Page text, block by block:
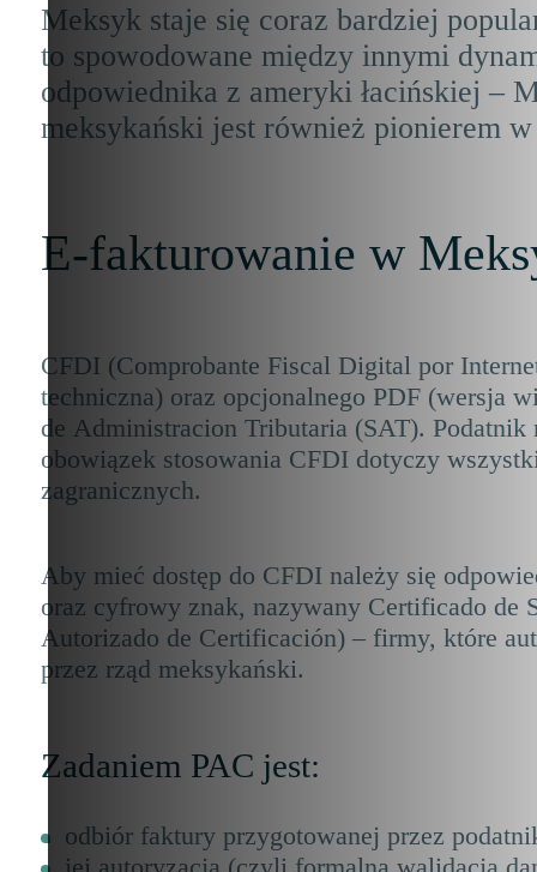
Meksyk staje się coraz bardziej
to spowodowane między innymi
odpowiednika z ameryki łacińskiej –
meksykański jest również pionierem
E-fakturowanie w
CFDI (Comprobante Fiscal Digital por
techniczna) oraz opcjonalnego PDF (wersja
de Administracion Tributaria (SAT). Podatnik
obowiązek stosowania CFDI dotyczy
zagranicznych.
Aby mieć dostęp do CFDI należy się
oraz cyfrowy znak, nazywany Certificado de
Autorizado de Certificación) – firmy, które
przez rząd meksykański.
Zadaniem PAC jest:
odbiór faktury przygotowanej przez
jej autoryzacja (czyli formalna walidacja